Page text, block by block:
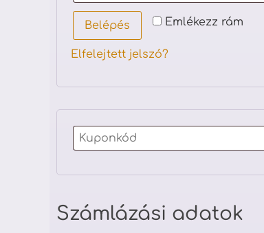
Emlékezz rám
Belépés
Elfelejtett jelszó?
Számlázási adatok